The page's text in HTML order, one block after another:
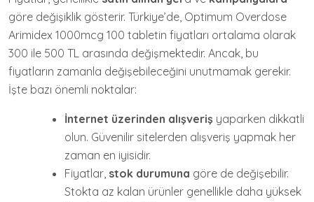
göre değişiklik gösterir. Türkiye’de, Optimum Overdose
Arimidex 1000mcg 100 tabletin fiyatları ortalama olarak
300 ile 500 TL arasında değişmektedir. Ancak, bu
fiyatların zamanla değişebileceğini unutmamak gerekir.
İşte bazı önemli noktalar:
İnternet üzerinden alışveriş yaparken dikkatli
olun. Güvenilir sitelerden alışveriş yapmak her
zaman en iyisidir.
Fiyatlar, stok durumuna göre de değişebilir.
Stokta az kalan ürünler genellikle daha yüksek